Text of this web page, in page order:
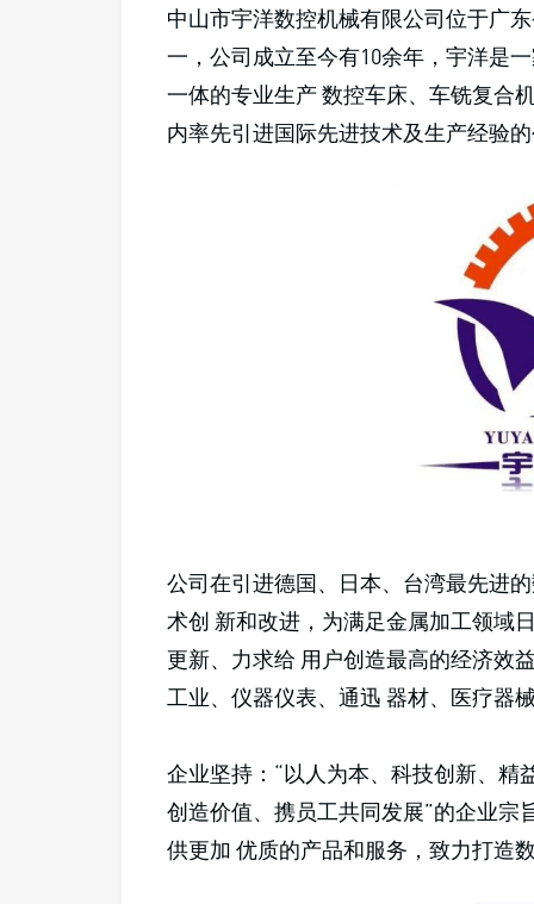
中山市宇洋数控机械有限公司位于广
一，公司成立至今有10余年，宇洋是
一体的专业生产 数控车床、车铣复合
内率先引进国际先进技术及生产经验
公司在引进德国、日本、台湾最先进
术创 新和改进，为满足金属加工领域
更新、力求给 用户创造最高的经济效
工业、仪器仪表、通迅 器材、医疗器
企业坚持：“以人为本、科技创新、精
创造价值、携员工共同发展”的企业宗
供更加 优质的产品和服务，致力打造